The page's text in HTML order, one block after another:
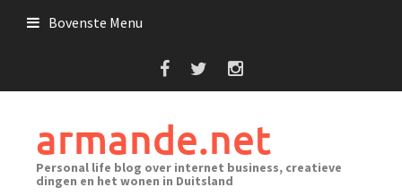
Bovenste Menu
armande.net
Personal life blog over internet business, creatieve
dingen en het wonen in Duitsland